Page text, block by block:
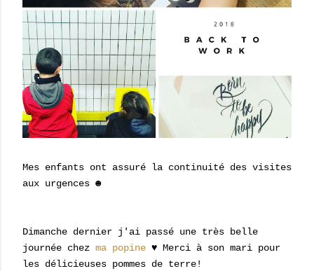
Mes enfants ont assuré la continuité des visites
aux urgences ☻
Dimanche dernier j'ai passé une très belle
journée chez ma popine ♥ Merci à son mari pour
les délicieuses pommes de terre!